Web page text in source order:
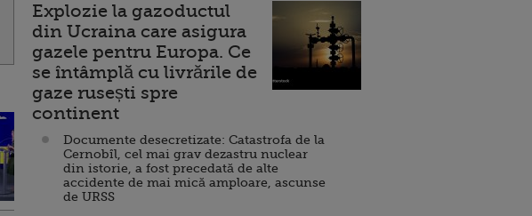
Explozie la gazoductul
din Ucraina care asigura
gazele pentru Europa. Ce
se întâmplă cu livrările de
gaze rusești spre
continent
Documente desecretizate: Catastrofa de la
Cernobîl, cel mai grav dezastru nuclear
din istorie, a fost precedată de alte
accidente de mai mică amploare, ascunse
de URSS